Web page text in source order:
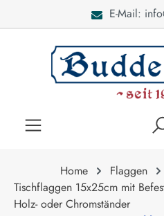
E-Mail:
Home Flaggen
Tischflaggen 15x25cm mit
Holz- oder Chromständer